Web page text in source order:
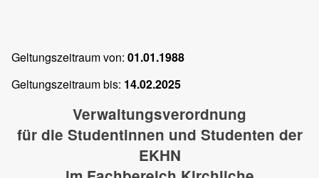
Geltungszeitraum von: 01.01.1988
Geltungszeitraum bis: 14.02.2025
Verwaltungsverordnung
für die Studentinnen und Studenten der
EKHN